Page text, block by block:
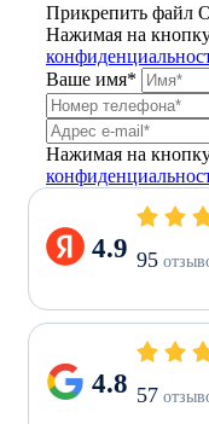
Прикрепить файл
Нажимая на
Ваше имя*
Нажимая на
4.9 95
4.8 57